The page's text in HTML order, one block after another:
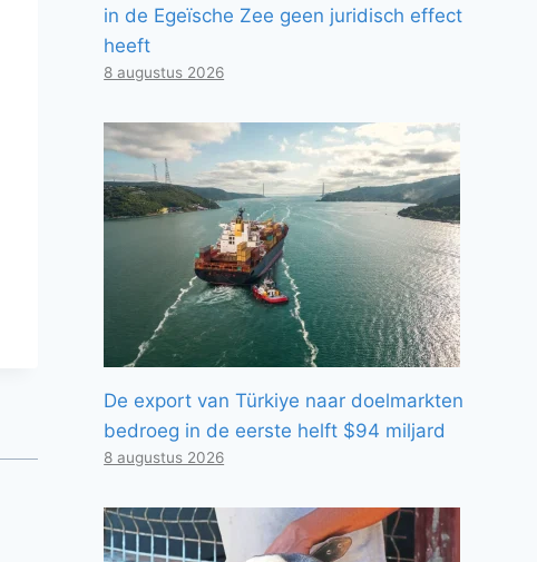
in de Egeïsche Zee geen juridisch effect
heeft
8 augustus 2026
De export van Türkiye naar doelmarkten
bedroeg in de eerste helft $94 miljard
8 augustus 2026